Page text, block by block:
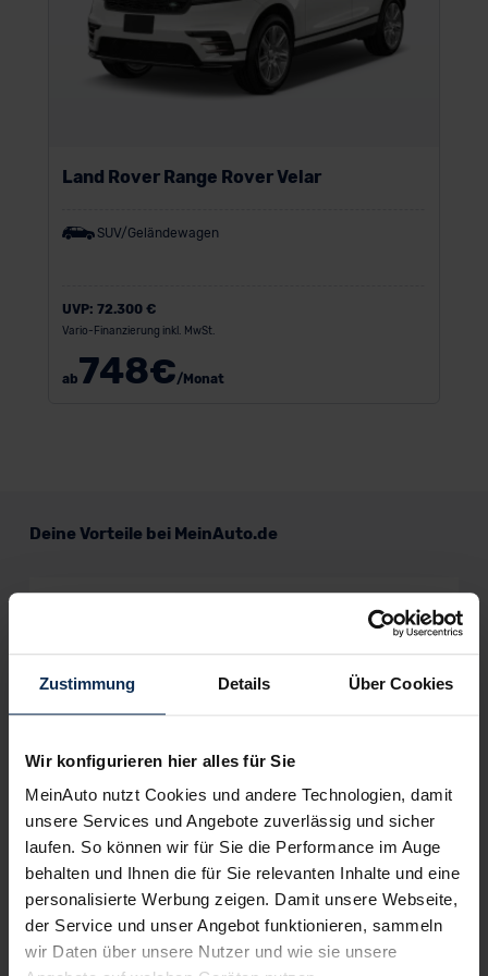
Zustimmung Details Über Cookies
Wir konfigurieren hier alles für Sie
MeinAuto nutzt Cookies und andere Technologien, damit
unsere Services und Angebote zuverlässig und sicher
laufen. So können wir für Sie die Performance im Auge
behalten und Ihnen die für Sie relevanten Inhalte und eine
personalisierte Werbung zeigen. Damit unsere Webseite,
der Service und unser Angebot funktionieren, sammeln
wir Daten über unsere Nutzer und wie sie unsere
Land Rover Range Rover Velar
SUV/Geländewagen
UVP: 72.300 €
Vario-Finanzierung inkl. MwSt.
ab748€/Monat
Deine Vorteile bei MeinAuto.de
Volle Herstellergarantievom Vertragshändler vor Ort
Nur deutsche Neuwagen,
Alle Zahlungsarten: Barkauf, Finanzierung, Leasing